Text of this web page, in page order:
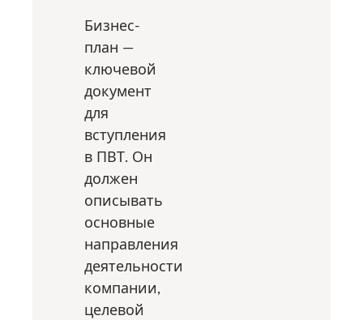
Бизнес-
план —
ключевой
документ
для
вступления
в ПВТ. Он
должен
описывать
основные
направления
деятельности
компании,
целевой